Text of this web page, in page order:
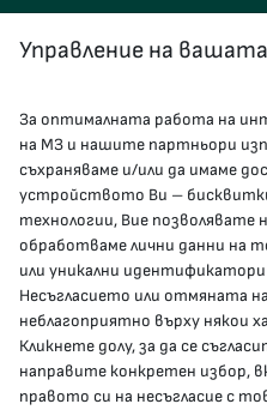
КОНТАКТИ
гр.София, 1000, пл.
МЗ В СОЦИАЛНИТЕ
Управление на
За оптималната работа на
на МЗ и нашите партньори
съхраняваме и/или да имаме
устройството Ви –
технологии, Вие позволявате
обработваме лични данни на
или уникални
Несъгласието или отмяната
неблагоприятно върху някои
Кликнете долу, за да се
направите конкретен избор,
правото си на несъгласие с